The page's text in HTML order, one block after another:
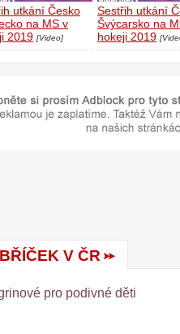
utkání Česko
na MS v
2019 [Video]
Sestřih utkání
Švýcarsko na
hokeji 2019
V ČR
pro podivné děti